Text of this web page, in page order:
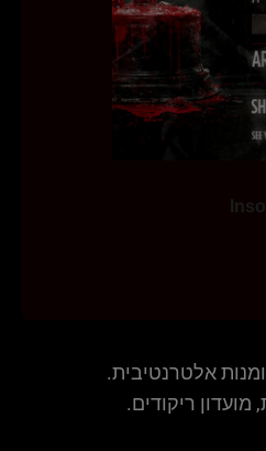
אלטרנטיבית.
מועדון ריקודים.